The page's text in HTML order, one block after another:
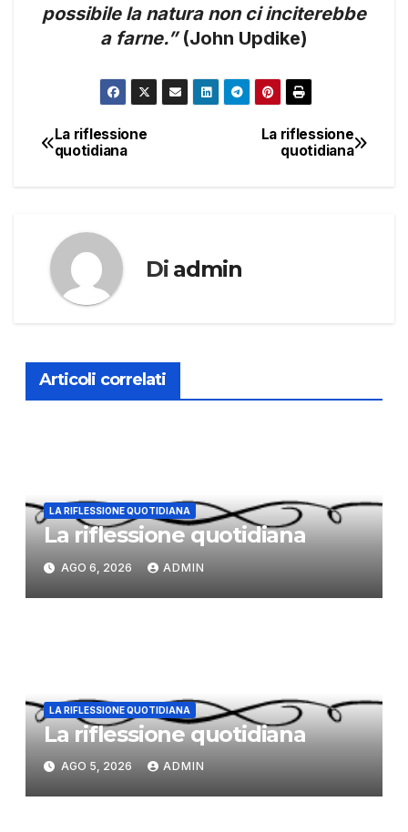
possibile la natura non ci inciterebbe
a farne.”(John Updike)
Navigazione
La riflessione
quotidiana
La riflessione
quotidiana
Di admin
Articoli correlati
LA RIFLESSIONE QUOTIDIANA
La riflessione quotidiana
AGO 6, 2026 ADMIN
LA RIFLESSIONE QUOTIDIANA
La riflessione quotidiana
AGO 5, 2026 ADMIN